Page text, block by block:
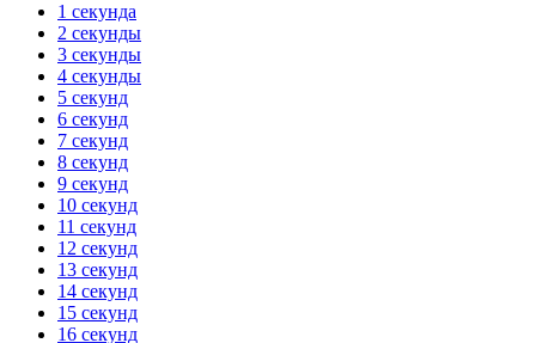
1 секунда
2 секунды
3 секунды
4 секунды
5 секунд
6 секунд
7 секунд
8 секунд
9 секунд
10 секунд
11 секунд
12 секунд
13 секунд
14 секунд
15 секунд
16 секунд